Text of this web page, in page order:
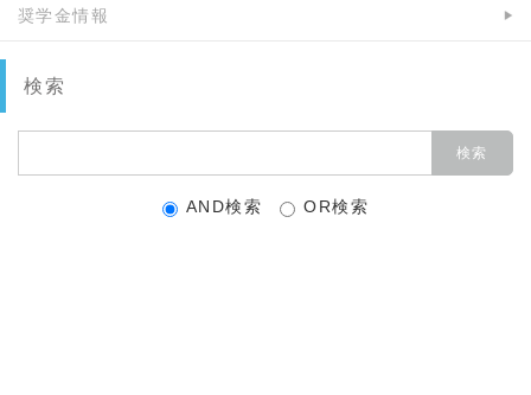
奨学金情報
検索
AND検索 OR検索